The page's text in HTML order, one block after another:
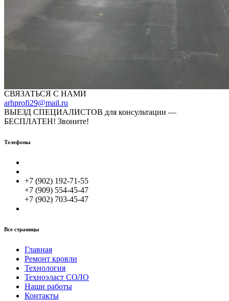
СВЯЗАТЬСЯ С НАМИ
arhprofi29@mail.ru
ВЫЕЗД СПЕЦИАЛИСТОВ для консультации —
БЕСПЛАТЕН! Звоните!
Телефоны
+7 (902) 192-71-55
+7 (909) 554-45-47
+7 (902) 703-45-47
Все страницы
Главная
Ремонт кровли
Технология
Техноэласт СОЛО
Наши работы
Контакты